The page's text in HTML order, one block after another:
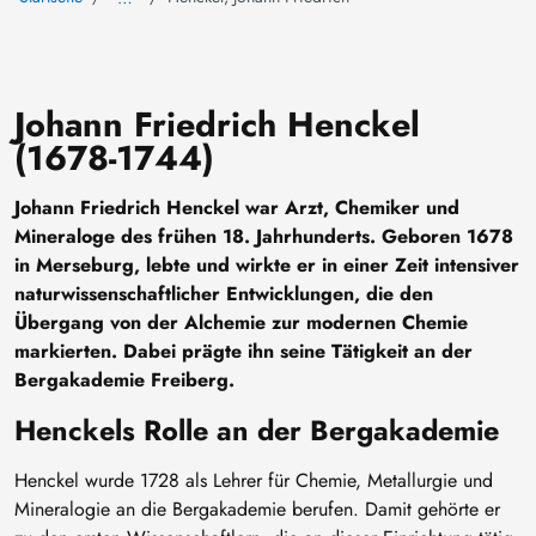
Johann Friedrich Henckel
(1678-1744)
Johann Friedrich Henckel war Arzt, Chemiker und
Mineraloge des frühen 18. Jahrhunderts. Geboren 1678
in Merseburg, lebte und wirkte er in einer Zeit intensiver
naturwissenschaftlicher Entwicklungen, die den
Übergang von der Alchemie zur modernen Chemie
markierten. Dabei prägte ihn seine Tätigkeit an der
Bergakademie Freiberg.
Henckels Rolle an der Bergakademie
Henckel wurde 1728 als Lehrer für Chemie, Metallurgie und
Mineralogie an die Bergakademie berufen. Damit gehörte er